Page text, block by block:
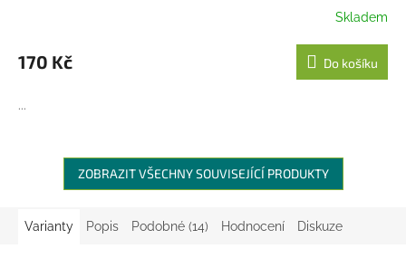
Skladem
170 Kč Do košíku
...
ZOBRAZIT VŠECHNY SOUVISEJÍCÍ PRODUKTY
Varianty Popis Podobné (14) Hodnocení Diskuze